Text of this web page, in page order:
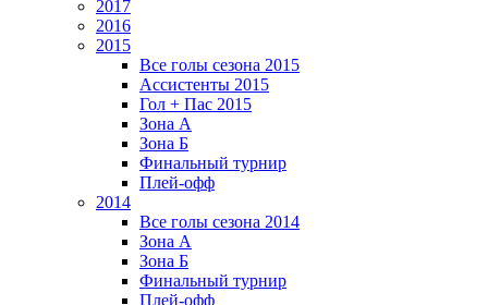
2017
2016
2015
Все голы сезона 2015
Ассистенты 2015
Гол + Пас 2015
Зона А
Зона Б
Финальный турнир
Плей-офф
2014
Все голы сезона 2014
Зона А
Зона Б
Финальный турнир
Плей-офф